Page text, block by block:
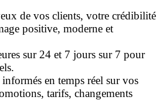
de vos clients, votre crédibilité
positive, moderne et
sur 24 et 7 jours sur 7 pour
en temps réel sur vos
tarifs, changements